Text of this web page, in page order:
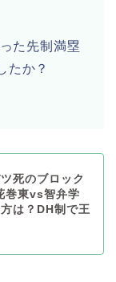
た先制満塁
たか？
死のブロック
巻東vs智弁学
は？DH制で王